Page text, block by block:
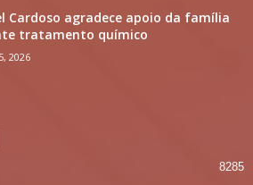
Cardoso agradece apoio da família
tratamento químico
2026
8285